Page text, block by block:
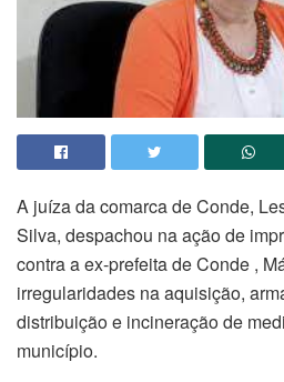
A juíza da comarca de Conde,
Silva, despachou na ação de
contra a ex-prefeita de Conde ,
irregularidades na aquisição,
distribuição e incineração de
município.